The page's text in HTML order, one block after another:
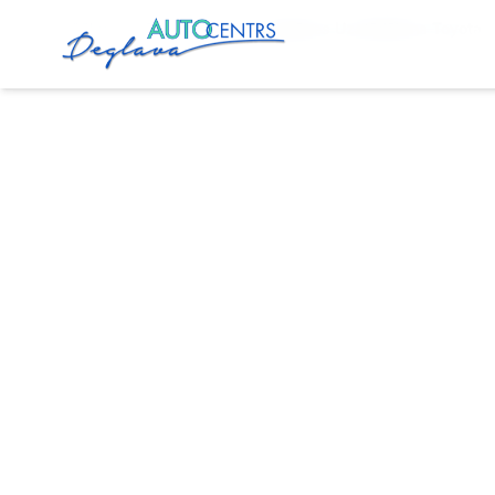
Sākums Pakalpojumi Autogāzes Uzstādīšana Toyota